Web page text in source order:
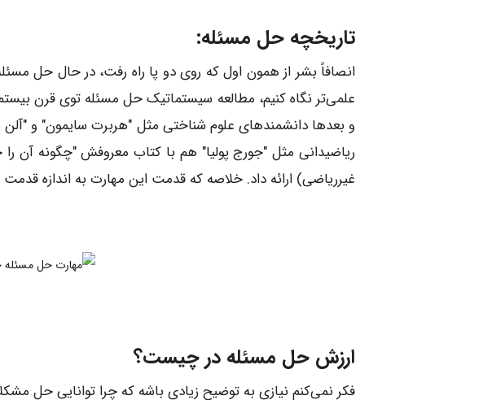
تاریخچه حل مسئله:
انصافاً بشر از همون اول که روی دو پا راه رفت، در حال حل
علمی‌تر نگاه کنیم، مطالعه سیستماتیک حل مسئله توی قرن
و بعدها دانشمندهای علوم شناختی مثل "هربرت سایمون" و "آلن
غیرریاضی) ارائه داد. خلاصه که قدمت این مهارت به اندازه
ارزش حل مسئله در چیست؟
فکر نمی‌کنم نیازی به توضیح زیادی باشه که چرا توانایی حل